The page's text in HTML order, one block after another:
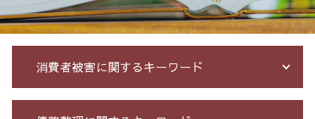
消費者被害に関するキーワード